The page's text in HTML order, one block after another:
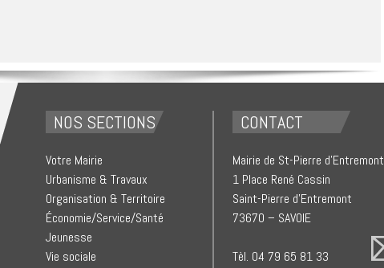
NOS SECTIONS
Votre Mairie
Urbanisme & Travaux
Organisation & Territoire
Économie/Service/Santé
Jeunesse
Vie sociale
CONTACT
Mairie de St-Pierre d’Entremont
1 Place René Cassin
Saint-Pierre d’Entremont
73670 – SAVOIE
Tèl. 04 79 65 81 33